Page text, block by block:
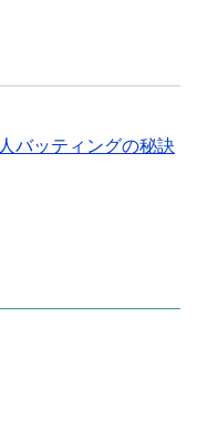
バッティングの秘訣